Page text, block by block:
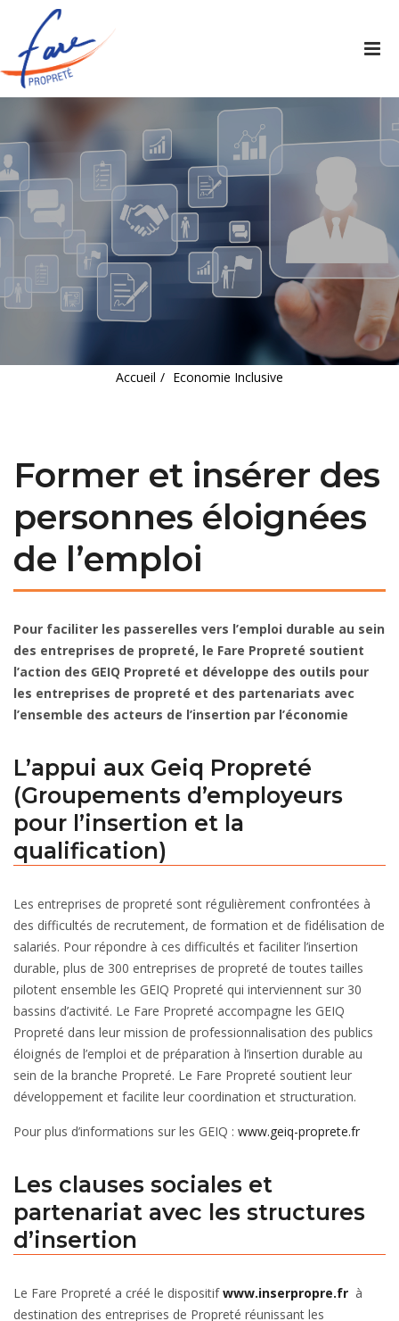
Accueil Economie Inclusive
Former et insérer des
personnes éloignées
de l’emploi
Pour faciliter les passerelles vers l’emploi durable au sein
des entreprises de propreté, le Fare Propreté soutient
l’action des GEIQ Propreté et développe des outils pour
les entreprises de propreté et des partenariats avec
l’ensemble des acteurs de l’insertion par l’économie
L’appui aux Geiq Propreté
(Groupements d’employeurs
pour l’insertion et la
qualification)
Les entreprises de propreté sont régulièrement confrontées à
des difficultés de recrutement, de formation et de fidélisation de
salariés. Pour répondre à ces difficultés et faciliter l’insertion
durable, plus de 300 entreprises de propreté de toutes tailles
pilotent ensemble les GEIQ Propreté qui interviennent sur 30
bassins d’activité. Le Fare Propreté accompagne les GEIQ
Propreté dans leur mission de professionnalisation des publics
éloignés de l’emploi et de préparation à l’insertion durable au
sein de la branche Propreté. Le Fare Propreté soutient leur
développement et facilite leur coordination et structuration.
Pour plus d’informations sur les GEIQ : www.geiq-proprete.fr
Les clauses sociales et
partenariat avec les structures
d’insertion
Le Fare Propreté a créé le dispositifwww.inserpropre.fr à
destination des entreprises de Propreté réunissant les